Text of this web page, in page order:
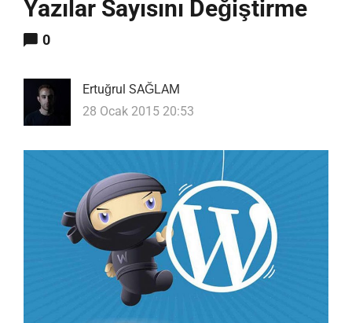
Yazılar Sayısını Değiştirme
0
Ertuğrul SAĞLAM
28 Ocak 2015 20:53